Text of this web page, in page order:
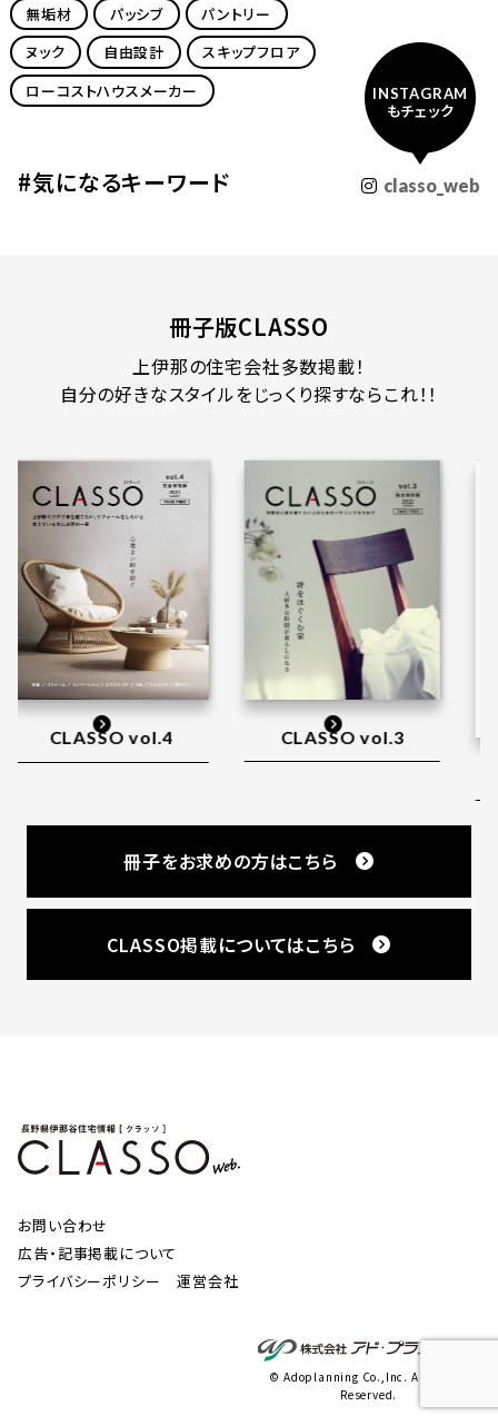
無垢材
パッシブ
パントリー
ヌック
自由設計
スキップフロア
ローコストハウスメーカー
#気になるキーワード
INSTAGRAM
もチェック
classo_web
冊子版CLASSO
上伊那の住宅会社多数掲載！
自分の好きなスタイルをじっくり探すならこれ！！
CLASSO vol.3
冊子をお求めの方はこちら
CLASSO掲載についてはこちら
お問い合わせ
広告・記事掲載について
プライバシーポリシー
運営会社
© Adoplanning Co.,Inc. All Rights
Reserved.